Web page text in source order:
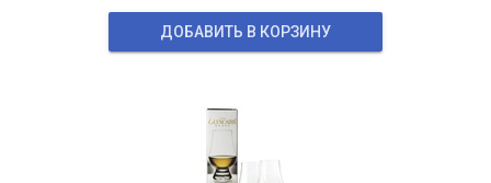
ДОБАВИТЬ В КОРЗИНУ